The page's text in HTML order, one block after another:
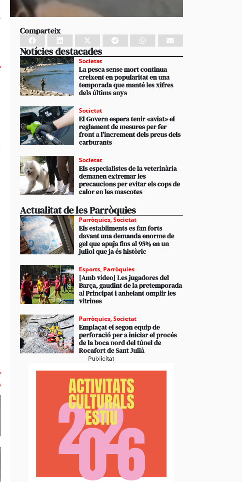
Comparteix
Notícies destacades
Societat
La pesca sense mort continua
creixent en popularitat en una
temporada que manté les xifres
dels últims anys
Societat
El Govern espera tenir «aviat» el
reglament de mesures per fer
front a l’increment dels preus dels
carburants
Societat
Els especialistes de la veterinària
demanen extremar les
precaucions per evitar els cops de
calor en les mascotes
Actualitat de les Parròquies
Parròquies,Societat
Els establiments es fan forts
davant una demanda enorme de
gel que apuja fins al 95% en un
juliol que ja és històric
Esports, Parròquies
[Amb vídeo] Les jugadores del
Barça, gaudint de la pretemporada
al Principat i anhelant omplir les
vitrines
Parròquies,Societat
Emplaçat el segon equip de
perforació per a iniciar el procés
de la boca nord del túnel de
Rocafort de Sant Julià
Publicitat